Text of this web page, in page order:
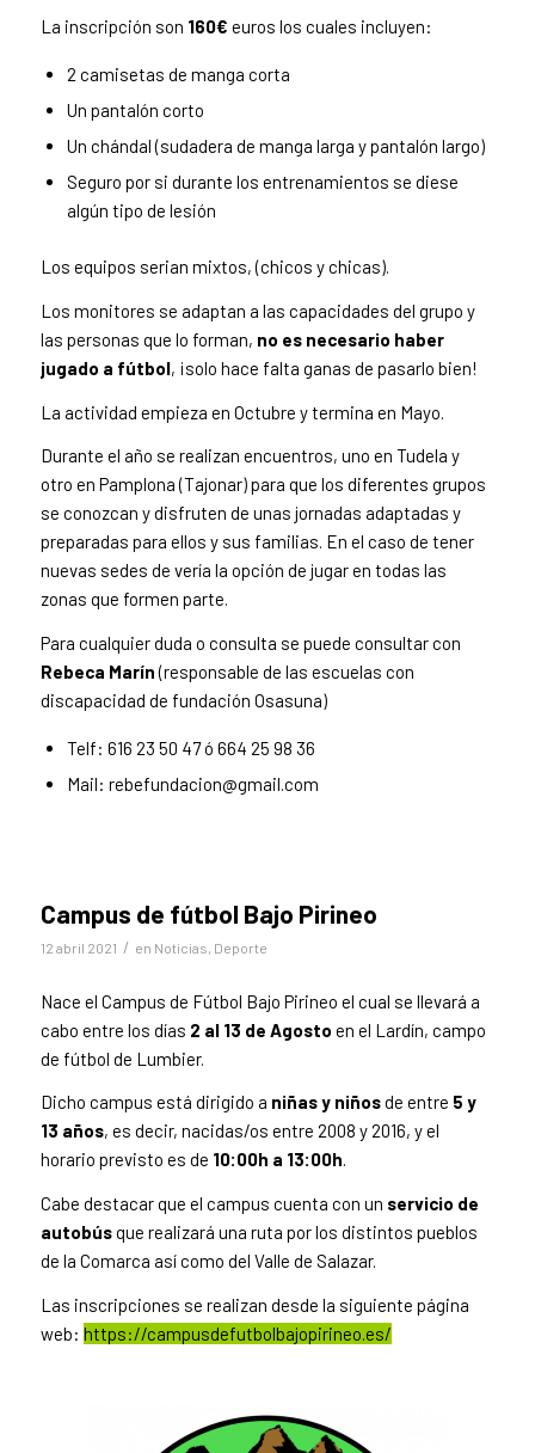
La inscripción son 160€ euros los cuales incluyen:
2 camisetas de manga corta
Un pantalón corto
Un chándal (sudadera de manga larga y pantalón largo)
Seguro por si durante los entrenamientos se diese
algún tipo de lesión
Los equipos serian mixtos, (chicos y chicas).
Los monitores se adaptan a las capacidades del grupo y
las personas que lo forman, no es necesario haber
jugado a fútbol, ¡solo hace falta ganas de pasarlo bien!
La actividad empieza en Octubre y termina en Mayo.
Durante el año se realizan encuentros, uno en Tudela y
otro en Pamplona (Tajonar) para que los diferentes grupos
se conozcan y disfruten de unas jornadas adaptadas y
preparadas para ellos y sus familias. En el caso de tener
nuevas sedes de vería la opción de jugar en todas las
zonas que formen parte.
Para cualquier duda o consulta se puede consultar con
Rebeca Marín(responsable de las escuelas con
discapacidad de fundación Osasuna)
Telf: 616 23 50 47 ó 664 25 98 36
Mail: rebefundacion@gmail.com
Campus de fútbol Bajo Pirineo
12 abril 2021 / en Noticias Deporte
Nace el Campus de Fútbol Bajo Pirineo el cual se llevará a
cabo entre los días 2 al 13 de Agosto en el Lardín, campo
de fútbol de Lumbier.
Dicho campus está dirigido a niñas y niñosde entre 5 y
13 años, es decir, nacidas/os entre 2008 y 2016, y el
horario previsto es de 10:00h a 13:00h.
Cabe destacar que el campus cuenta con un servicio de
autobúsque realizará una ruta por los distintos pueblos
de la Comarca así como del Valle de Salazar.
Las inscripciones se realizan desde la siguiente página
web: https://campusdefutbolbajopirineo.es/